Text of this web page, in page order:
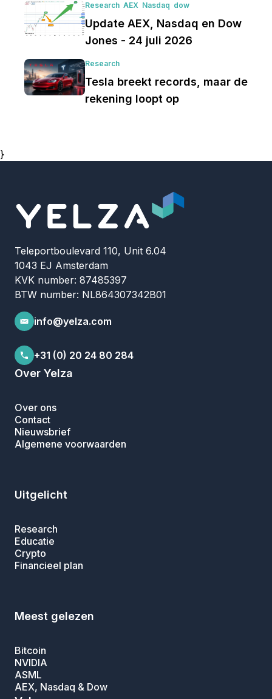
Research AEX Nasdaq dow
Update AEX, Nasdaq en Dow
Jones - 24 juli 2026
Research
Tesla breekt records, maar de
rekening loopt op
}
Teleportboulevard 110, Unit 6.04
1043 EJ Amsterdam
KVK number: 87485397
BTW number: NL864307342B01
info@yelza.com
+31 (0) 20 24 80 284
Over Yelza
Over ons
Contact
Nieuwsbrief
Algemene voorwaarden
Uitgelicht
Research
Educatie
Crypto
Financieel plan
Meest gelezen
Bitcoin
NVIDIA
ASML
AEX, Nasdaq & Dow